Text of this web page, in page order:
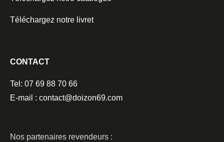
Téléchargez notre livret
CONTACT
Tel: 07 69 88 70 66
E-mail : contact@doizon69.com
Nos partenaires revendeurs :